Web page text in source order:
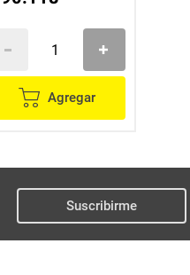
Agregar
Suscribirme